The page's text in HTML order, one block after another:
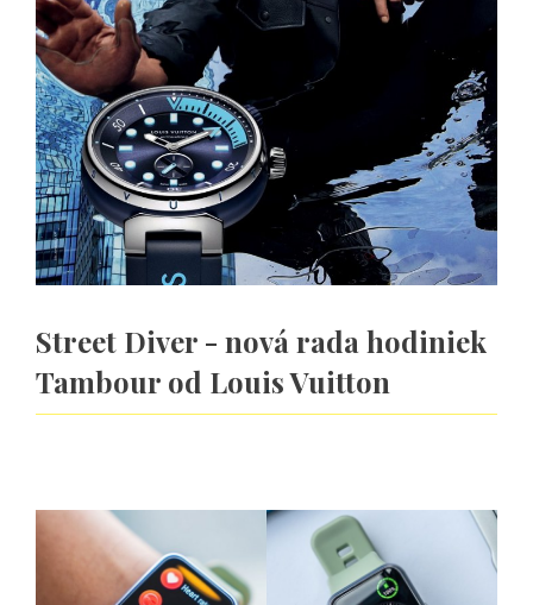
Street Diver - nová rada hodiniek
Tambour od Louis Vuitton